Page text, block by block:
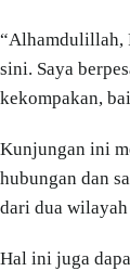
“Alhamdulillah,
sini. Saya
kekompakan,
Kunjungan ini
hubungan dan
dari dua wilayah
Hal ini juga